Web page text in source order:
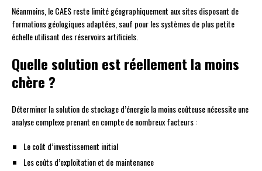
Néanmoins, le CAES reste limité géographiquement aux sites disposant de
formations géologiques adaptées, sauf pour les systèmes de plus petite
échelle utilisant des réservoirs artificiels.
Quelle solution est réellement la moins
chère ?
Déterminer la solution de stockage d’énergie la moins coûteuse nécessite une
analyse complexe prenant en compte de nombreux facteurs :
Le coût d’investissement initial
Les coûts d’exploitation et de maintenance